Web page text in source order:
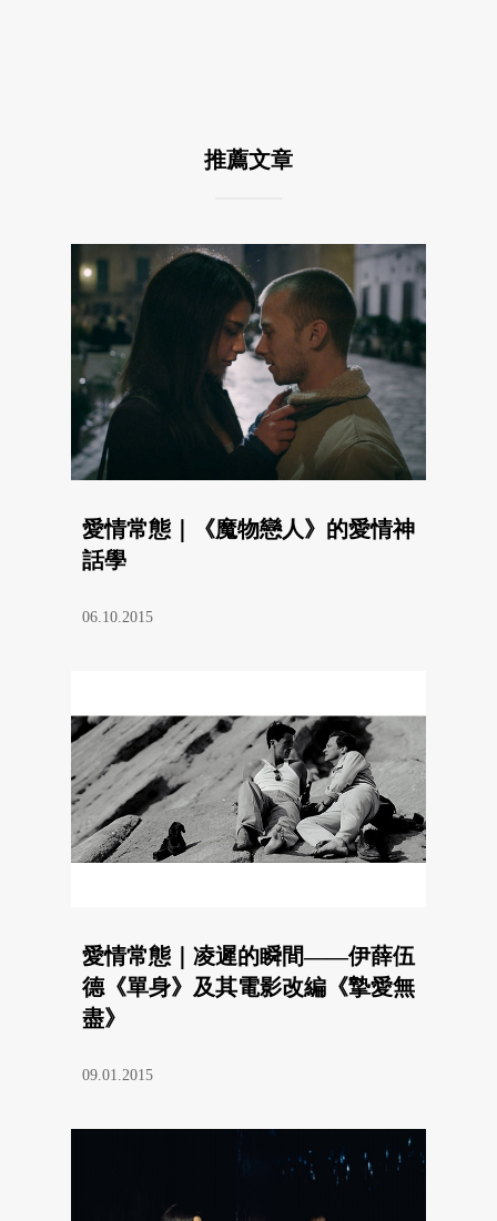
推薦文章
愛情常態｜《魔物戀人》的愛情神
話學
06.10.2015
愛情常態｜凌遲的瞬間——伊薛伍
德《單身》及其電影改編《摯愛無
盡》
09.01.2015